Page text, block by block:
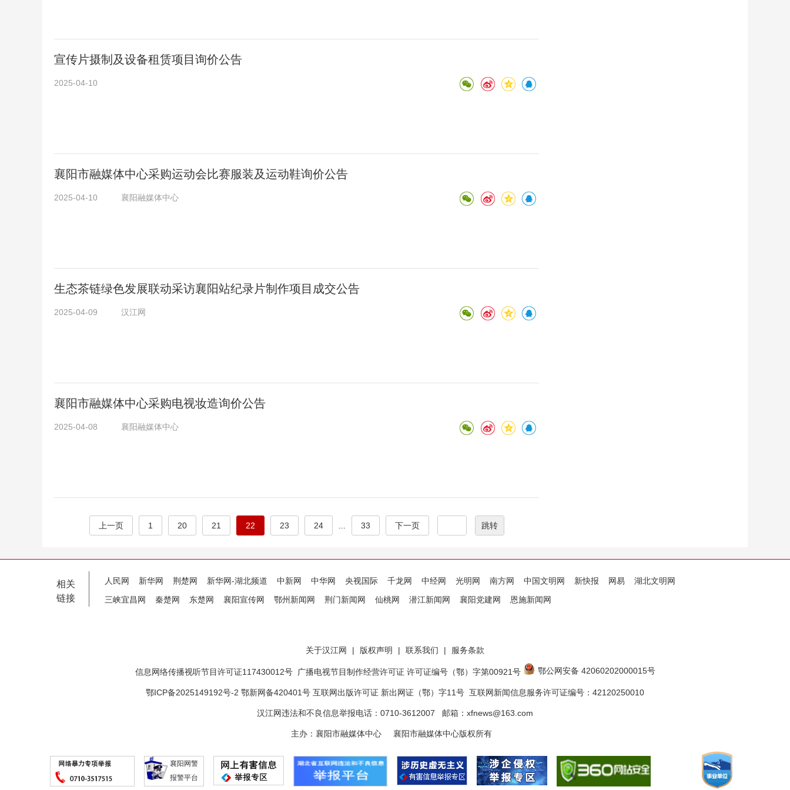
宣传片摄制及设备租赁项目询价公告
2025-04-10
襄阳市融媒体中心采购运动会比赛服装及运动鞋询价公告
2025-04-10 襄阳融媒体中心
生态茶链绿色发展联动采访襄阳站纪录片制作项目成交公告
2025-04-09 汉江网
襄阳市融媒体中心采购电视妆造询价公告
2025-04-08 襄阳融媒体中心
上一页 1 20 21 22 23 24 33 下一页 跳转
相关
链接
人民网 新华网 荆楚网 新华网-湖北频道 中新网 中华网 央视国际 千龙网 中经网 光明网 南方网 中国文明网 新快报 网易
湖北文明网
三峡宜昌网
秦楚网 东楚网 襄阳宣传网 鄂州新闻网 荆门新闻网 仙桃网 潜江新闻网 襄阳党建网 恩施新闻网
关于汉江网 | 版权声明 | 联系我们 | 服务条款
信息网络传播视听节目许可证117430012号 广播电视节目制作经营许可证 许可证编号（鄂）字第00921号 鄂公网安备 42060202000015号
鄂ICP备2025149192号-2 鄂新网备420401号 互联网出版许可证 新出网证（鄂）字11号 互联网新闻信息服务许可证编号：42120250010
汉江网违法和不良信息举报电话：0710-3612007 邮箱：xfnews@163.com
主办：襄阳市融媒体中心 襄阳市融媒体中心版权所有
襄阳网警
报警平台